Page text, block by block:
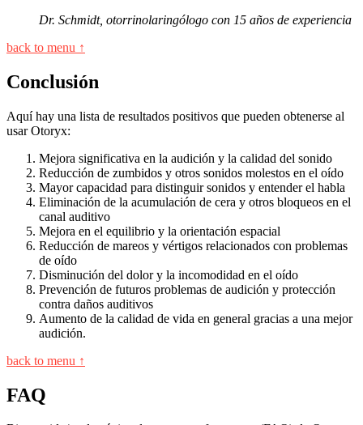
Dr. Schmidt, otorrinolaringólogo con 15 años de experiencia
back to menu ↑
Conclusión
Aquí hay una lista de resultados positivos que pueden obtenerse al
usar Otoryx:
Mejora significativa en la audición y la calidad del sonido
Reducción de zumbidos y otros sonidos molestos en el oído
Mayor capacidad para distinguir sonidos y entender el habla
Eliminación de la acumulación de cera y otros bloqueos en el
canal auditivo
Mejora en el equilibrio y la orientación espacial
Reducción de mareos y vértigos relacionados con problemas
de oído
Disminución del dolor y la incomodidad en el oído
Prevención de futuros problemas de audición y protección
contra daños auditivos
Aumento de la calidad de vida en general gracias a una mejor
audición.
back to menu ↑
FAQ